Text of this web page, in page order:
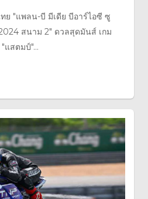
ย "แพลน-บี มีเดีย บีอาร์ไอซี ซู
สนาม 2" ดวลสุดมันส์ เกม
แสตมป์"...